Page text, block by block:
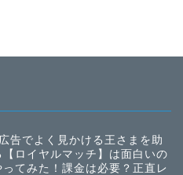
告でよく見かける王さまを助
【ロイヤルマッチ】は面白いの
ってみた！課金は必要？正直レ